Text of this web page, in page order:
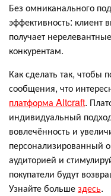
Без омниканального
эффективность: клиент
получает
конкурентам.
Как сделать так, чтобы
сообщения, что
платформа Altcraft.
индивидуальный
вовлечённость и
персонализированный
аудиторией и
покупатели будут
Узнайте большездесь.